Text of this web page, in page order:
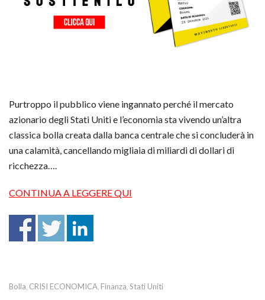
Purtroppo il pubblico viene ingannato perché il mercato
azionario degli Stati Uniti e l’economia sta vivendo un’altra
classica bolla creata dalla banca centrale che si concluderà in
una calamità, cancellando migliaia di miliardi di dollari di
ricchezza….
CONTINUA A LEGGERE QUI
Bolla, CRISI ECONOMICA, Finanza, Stati Uniti